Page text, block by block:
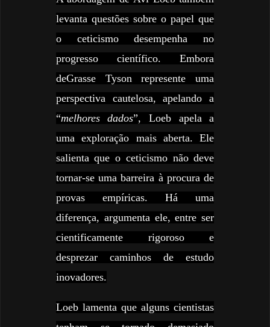
levanta questões sobre o papel que
o ceticismo desempenha no
progresso científico. Embora
deGrasse Tyson represente uma
perspectiva cautelosa, apelando a
“melhores dados”, Loeb apela a
uma exploração mais aberta. Ele
salienta que o ceticismo não deve
tornar-se uma barreira à procura de
provas empíricas. Há uma
diferença, argumenta ele, entre ser
cientificamente rigoroso e
desprezar caminhos de estudo
inovadores.
Loeb lamenta que alguns cientistas